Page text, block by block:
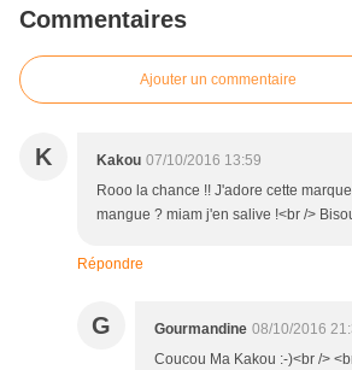
Commentaires
Ajouter un commentaire
K Kakou 07/10/2016 13:59
Rooo la chance !! J'adore cette
mangue ? miam j'en salive !<br />
Répondre
G Gourmandine 08/10/2016
Coucou Ma Kakou :-)<br />